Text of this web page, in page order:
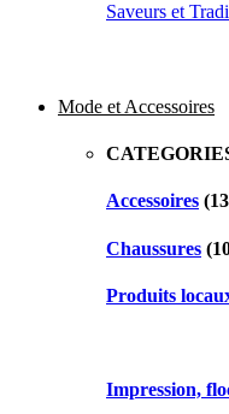
Saveurs et
Mode et Accessoires
Accessoires
Chaussures
Produits
Impression,